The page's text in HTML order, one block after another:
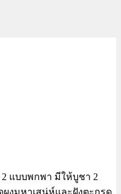
แบบพกพา มีให้บูชา 2